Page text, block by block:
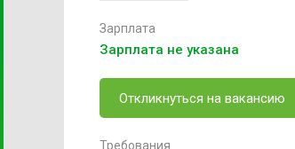
Зарплата
Зарплата не указана
Откликнуться на вакансию
Требования